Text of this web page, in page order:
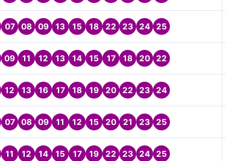
07 08 09 13 15 18 22 23 24 25
09 11 12 13 14 15 17 18 20 22
12 13 16 17 18 19 20 22 23 24
07 08 09 11 12 15 20 21 23 25
11 12 14 15 17 19 22 23 24 25